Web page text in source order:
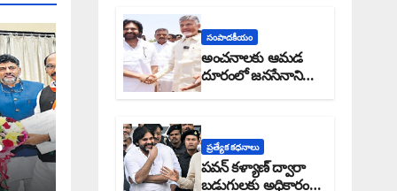
సంపాదకీయం
అంచనాలకు ఆమడ
దూరంలో జనసేనాని?:
అక్షర సందేశం
ప్రత్యేక కధనాలు
పవన్ కళ్యాణ్ ద్వారా
బడుగులకు అధికారం